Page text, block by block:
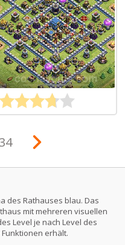
des Rathauses blau. Das
mit mehreren visuellen
Level je nach Level des
erhält.